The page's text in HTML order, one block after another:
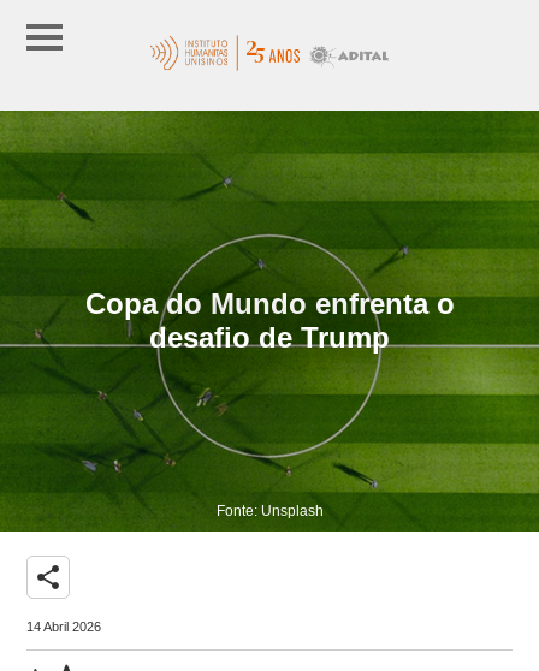
Copa do Mundo enfrenta o
desafio de Trump
Fonte: Unsplash
share
14 Abril 2026